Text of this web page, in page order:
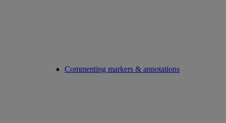
Commenting markers & annotations